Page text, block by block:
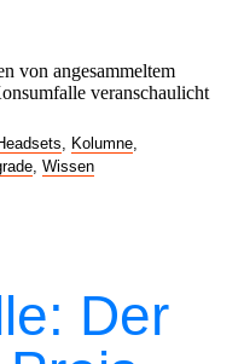
Kolumne
Wissen
Der